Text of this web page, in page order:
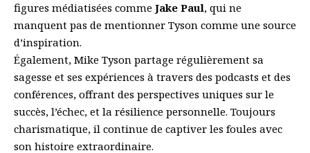
figures médiatisées comme Jake Paul, qui ne
manquent pas de mentionner Tyson comme une source
d’inspiration.
Également, Mike Tyson partage régulièrement sa
sagesse et ses expériences à travers des podcasts et des
conférences, offrant des perspectives uniques sur le
succès, l’échec, et la résilience personnelle. Toujours
charismatique, il continue de captiver les foules avec
son histoire extraordinaire.